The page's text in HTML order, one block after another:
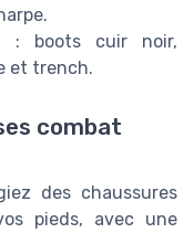
: boots cuir noir,
et trench.
combat
des chaussures
pieds, avec une